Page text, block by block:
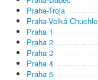
Praha-Troja
Praha-Velká Chuchle
Praha 1
Praha 2
Praha 3
Praha 4
Praha 5